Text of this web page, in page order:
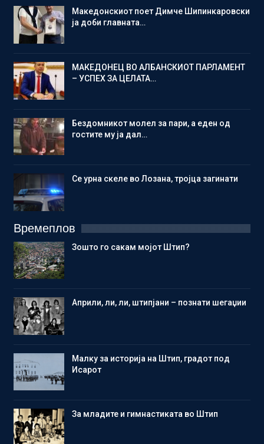
Македонскиот поет Димче Шипинкаровски
ја доби главната…
МАКЕДОНЕЦ ВО АЛБАНСКИОТ ПАРЛАМЕНТ
– УСПЕХ ЗА ЦЕЛАТА…
Бездомникот молел за пари, а еден од
гостите му ја дал…
Се урна скеле во Лозана, тројца загинати
Времеплов
Зошто го сакам мојот Штип?
Aприли, ли, ли, штипјани – познати шегаџии
Малку за историја на Штип, градот под
Исарот
Зa младите и гимнастиката во Штип